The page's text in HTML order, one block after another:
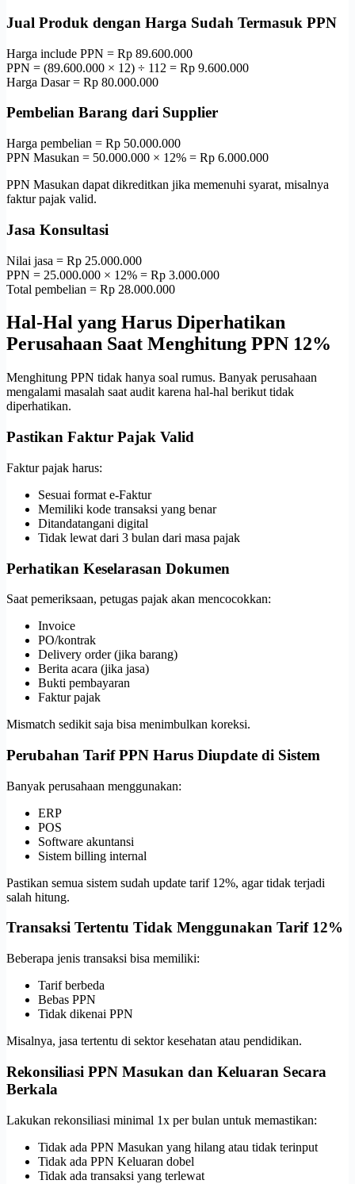
Jual Produk dengan Harga Sudah Termasuk PPN
Harga include PPN = Rp 89.600.000
PPN = (89.600.000 × 12) ÷ 112 = Rp 9.600.000
Harga Dasar = Rp 80.000.000
Pembelian Barang dari Supplier
Harga pembelian = Rp 50.000.000
PPN Masukan = 50.000.000 × 12% = Rp 6.000.000
PPN Masukan dapat dikreditkan jika memenuhi syarat, misalnya
faktur pajak valid.
Jasa Konsultasi
Nilai jasa = Rp 25.000.000
PPN = 25.000.000 × 12% = Rp 3.000.000
Total pembelian = Rp 28.000.000
Hal-Hal yang Harus Diperhatikan
Perusahaan Saat Menghitung PPN 12%
Menghitung PPN tidak hanya soal rumus. Banyak perusahaan
mengalami masalah saat audit karena hal-hal berikut tidak
diperhatikan.
Pastikan Faktur Pajak Valid
Faktur pajak harus:
Sesuai format e-Faktur
Memiliki kode transaksi yang benar
Ditandatangani digital
Tidak lewat dari 3 bulan dari masa pajak
Perhatikan Keselarasan Dokumen
Saat pemeriksaan, petugas pajak akan mencocokkan:
Invoice
PO/kontrak
Delivery order (jika barang)
Berita acara (jika jasa)
Bukti pembayaran
Faktur pajak
Mismatch sedikit saja bisa menimbulkan koreksi.
Perubahan Tarif PPN Harus Diupdate di Sistem
Banyak perusahaan menggunakan:
ERP
POS
Software akuntansi
Sistem billing internal
Pastikan semua sistem sudah update tarif 12%, agar tidak terjadi
salah hitung.
Transaksi Tertentu Tidak Menggunakan Tarif 12%
Beberapa jenis transaksi bisa memiliki:
Tarif berbeda
Bebas PPN
Tidak dikenai PPN
Misalnya, jasa tertentu di sektor kesehatan atau pendidikan.
Rekonsiliasi PPN Masukan dan Keluaran Secara
Berkala
Lakukan rekonsiliasi minimal 1x per bulan untuk memastikan:
Tidak ada PPN Masukan yang hilang atau tidak terinput
Tidak ada PPN Keluaran dobel
Tidak ada transaksi yang terlewat